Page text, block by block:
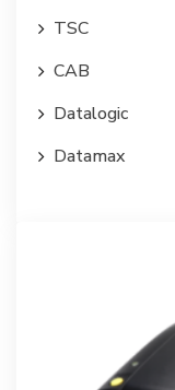
TSC
CAB
Datalogic
Datamax